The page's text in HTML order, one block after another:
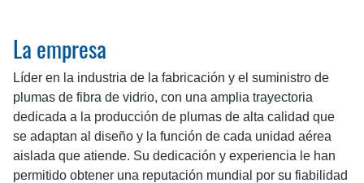
La empresa
Líder en la industria de la fabricación y el suministro de
plumas de fibra de vidrio, con una amplia trayectoria
dedicada a la producción de plumas de alta calidad que
se adaptan al diseño y la función de cada unidad aérea
aislada que atiende. Su dedicación y experiencia le han
permitido obtener una reputación mundial por su fiabilidad